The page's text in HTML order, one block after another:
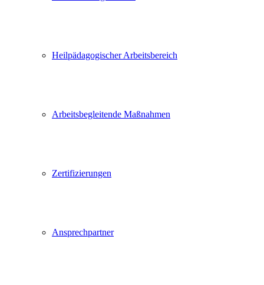
Heilpädagogischer Arbeitsbereich
Arbeitsbegleitende Maßnahmen
Zertifizierungen
Ansprechpartner